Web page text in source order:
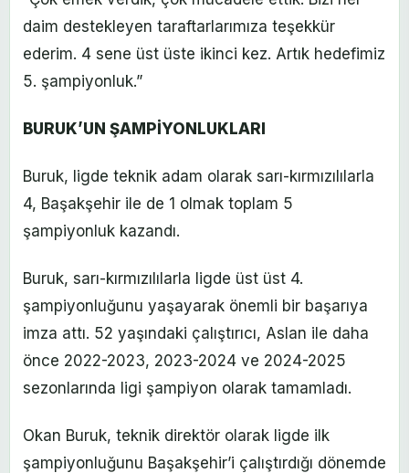
daim destekleyen taraftarlarımıza teşekkür
ederim. 4 sene üst üste ikinci kez. Artık hedefimiz
5. şampiyonluk.”
BURUK’UN ŞAMPİYONLUKLARI
Buruk, ligde teknik adam olarak sarı-kırmızılılarla
4, Başakşehir ile de 1 olmak toplam 5
şampiyonluk kazandı.
Buruk, sarı-kırmızılılarla ligde üst üst 4.
şampiyonluğunu yaşayarak önemli bir başarıya
imza attı. 52 yaşındaki çalıştırıcı, Aslan ile daha
önce 2022-2023, 2023-2024 ve 2024-2025
sezonlarında ligi şampiyon olarak tamamladı.
Okan Buruk, teknik direktör olarak ligde ilk
şampiyonluğunu Başakşehir’i çalıştırdığı dönemde